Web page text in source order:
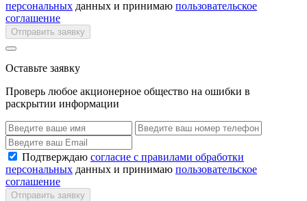
персональных данных и принимаю пользовательское
соглашение
Отправить заявку
Оставьте заявку
Проверь любое акционерное общество на ошибки в
раскрытии информации
Подтверждаю согласие с правилами обработки
персональных данных и принимаю пользовательское
соглашение
Отправить заявку